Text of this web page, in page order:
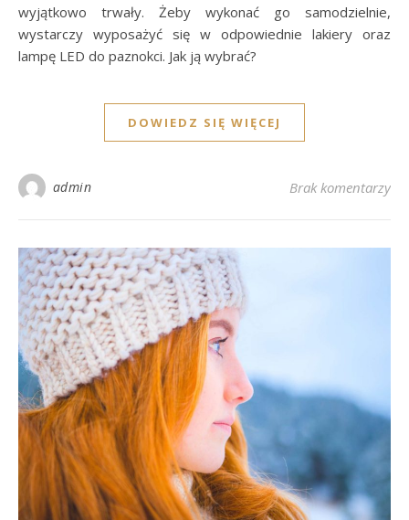
wyjątkowo trwały. Żeby wykonać go samodzielnie,
wystarczy wyposażyć się w odpowiednie lakiery oraz
lampę LED do paznokci. Jak ją wybrać?
DOWIEDZ SIĘ WIĘCEJ
admin Brak komentarzy